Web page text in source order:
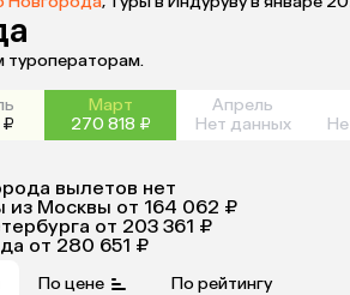
туроператорам.
₽
Март
270 818 ₽
Апрель
Нет данных
вылетов нет
из Москвы от 164 062 ₽
от 203 361 ₽
от 280 651 ₽
По цене
По рейтингу